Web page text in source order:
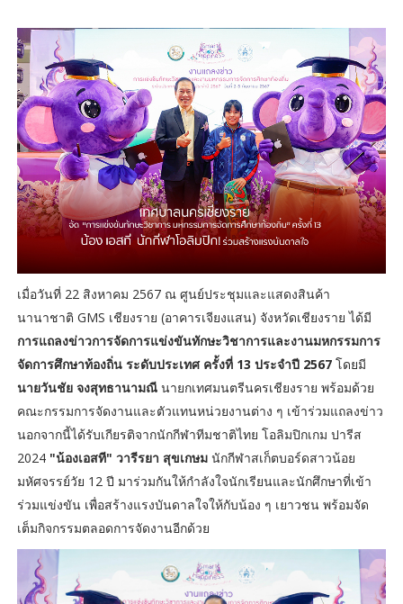
เมื่อวันที่ 22 สิงหาคม 2567 ณ ศูนย์ประชุมและแสดงสินค้า
นานาชาติ GMS เชียงราย (อาคารเจียงแสน) จังหวัดเชียงราย ได้มี
การแถลงข่าวการจัดการแข่งขันทักษะวิชาการและงานมหกรรมการ
จัดการศึกษาท้องถิ่น ระดับประเทศ ครั้งที่ 13 ประจำปี 2567โดยมี
นายวันชัย จงสุทธานามณีนายกเทศมนตรีนครเชียงราย พร้อมด้วย
คณะกรรมการจัดงานและตัวแทนหน่วยงานต่าง ๆ เข้าร่วมแถลงข่าว
นอกจากนี้ได้รับเกียรติจากนักกีฬาทีมชาติไทย โอลิมปิกเกม ปารีส
2024 "น้องเอสที" วารีรยา สุขเกษม นักกีฬาสเก็ตบอร์ดสาวน้อย
มหัศจรรย์วัย 12 ปี มาร่วมกันให้กำลังใจนักเรียนและนักศึกษาที่เข้า
ร่วมแข่งขัน เพื่อสร้างแรงบันดาลใจให้กับน้อง ๆ เยาวชน พร้อมจัด
เต็มกิจกรรมตลอดการจัดงานอีกด้วย